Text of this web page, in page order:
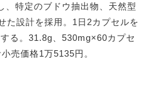
、特定のブドウ抽出物、天然型
た設計を採用。1日2カプセルを
る。31.8g、530mg×60カプセ
売価格1万5135円。